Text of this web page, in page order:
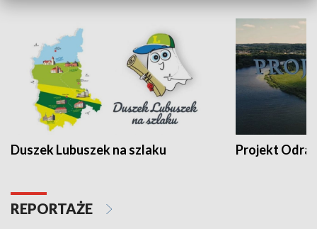
Duszek Lubuszek na szlaku Projekt Odra
REPORTAŻE